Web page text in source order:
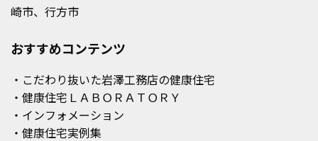
崎市、行方市
おすすめコンテンツ
・こだわり抜いた岩澤工務店の健康住宅
・健康住宅ＬＡＢＯＲＡＴＯＲＹ
・インフォメーション
・健康住宅実例集